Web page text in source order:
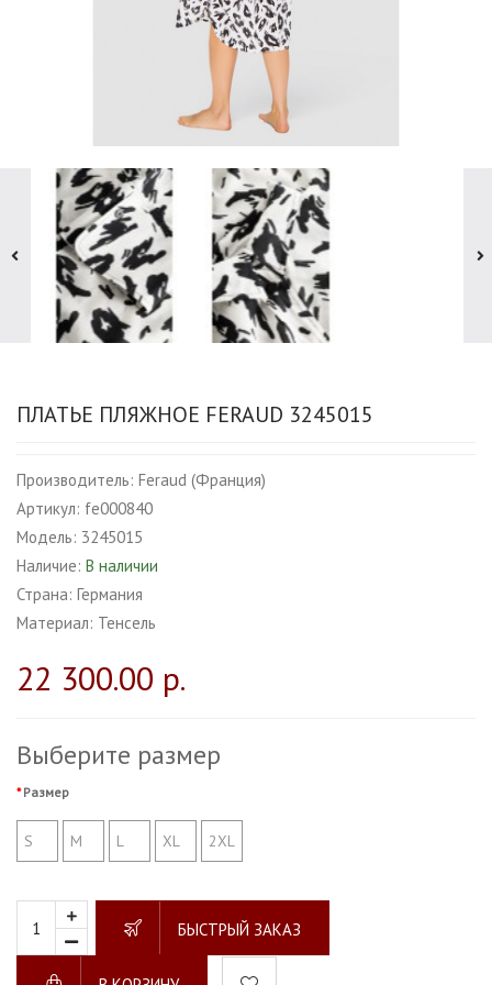
ПЛАТЬЕ ПЛЯЖНОЕ FERAUD 3245015
Производитель: Feraud (Франция)
Артикул: fe000840
Модель: 3245015
Наличие: В наличии
Страна: Германия
Материал: Тенсель
22 300.00 р.
Выберите размер
Размер
S M L XL 2XL
БЫСТРЫЙ ЗАКАЗ